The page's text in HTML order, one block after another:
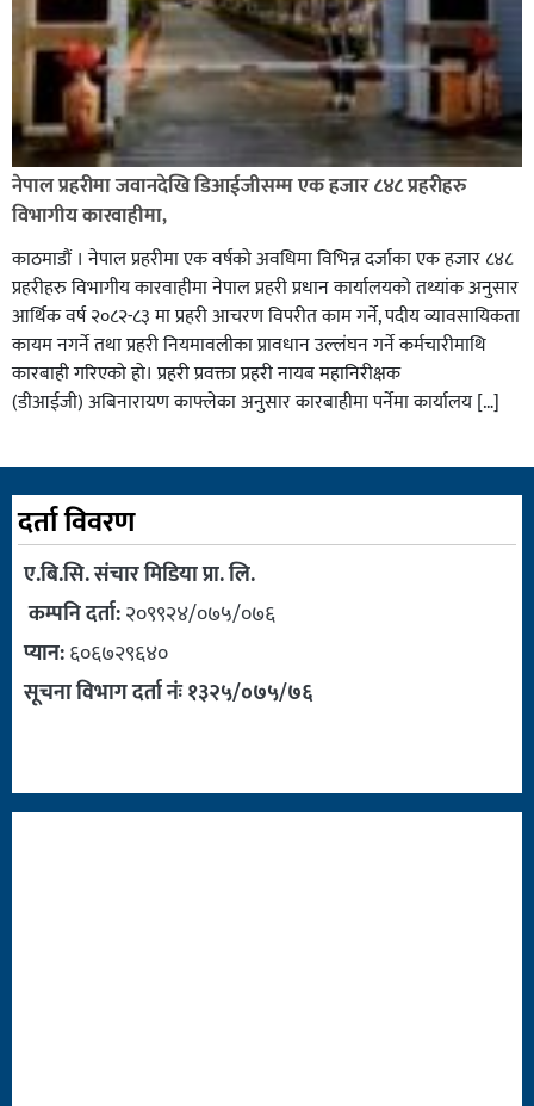
नेपाल प्रहरीमा जवानदेखि डिआईजीसम्म एक हजार ८४८ प्रहरीहरु
विभागीय कारवाहीमा,
काठमाडौं । नेपाल प्रहरीमा एक वर्षको अवधिमा विभिन्न दर्जाका एक हजार ८४८
प्रहरीहरु विभागीय कारवाहीमा नेपाल प्रहरी प्रधान कार्यालयको तथ्यांक अनुसार
आर्थिक वर्ष २०८२-८३ मा प्रहरी आचरण विपरीत काम गर्ने, पदीय व्यावसायिकता
कायम नगर्ने तथा प्रहरी नियमावलीका प्रावधान उल्लंघन गर्ने कर्मचारीमाथि
कारबाही गरिएको हो। प्रहरी प्रवक्ता प्रहरी नायब महानिरीक्षक
(डीआईजी) अबिनारायण काफ्लेका अनुसार कारबाहीमा पर्नेमा कार्यालय […]
दर्ता विवरण
ए.बि.सि. संचार मिडिया प्रा. लि.
कम्पनि दर्ता:२०९९२४/०७५/०७६
प्यान:६०६७२९६४०
सूचना विभाग दर्ता नंः १३२५/०७५/७६